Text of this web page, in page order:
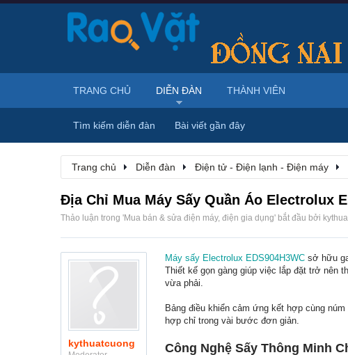
Trang chủ Diễn đàn Điện tử - Điện lạnh - Điện máy
Địa Chỉ Mua Máy Sấy Quần Áo Electrolux
Thảo luận trong 'Mua bán & sửa điện máy, điện gia dụng' bắt đầu bởi
kythuatcuong
Máy sấy Electrolux EDS904H3WC sở hữu
Thiết kế gọn gàng giúp việc lắp đặt trở nên
vừa phải.
Bảng điều khiển cảm ứng kết hợp cùng
hợp chỉ trong vài bước đơn giản.
Công Nghệ Sấy Thông Minh
TRANG CHỦ DIỄN ĐÀN
Tìm kiếm diễn đàn Bài viết gần đây
THÀNH VIÊN